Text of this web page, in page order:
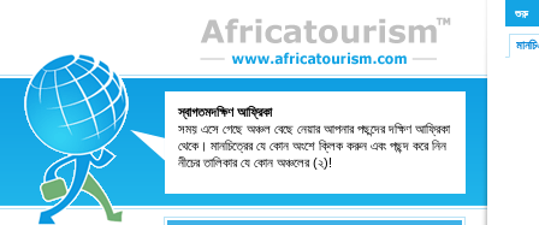
স্বাগতমদক্ষিণ আফ্রিকা
সময় এসে গেছে অঞ্চল বেছে নেয়ার আপনার পছন্দের দক্ষিণ আফ্রিকা
থেকে। মানচিত্রের যে কোন অংশে ক্লিক করুন এবং পছন্দ করে নিন
নীচের তালিকার যে কোন অঞ্চলের (২)!
শুরু